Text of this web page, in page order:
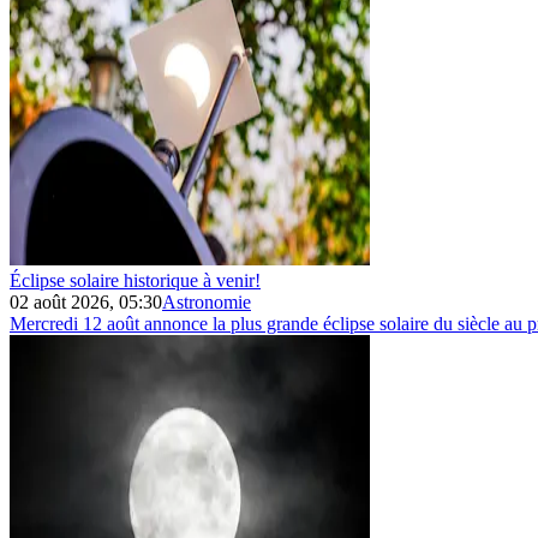
Éclipse solaire historique à venir!
02 août 2026, 05:30Astronomie
Mercredi 12 août annonce la plus grande éclipse solaire du siècle au